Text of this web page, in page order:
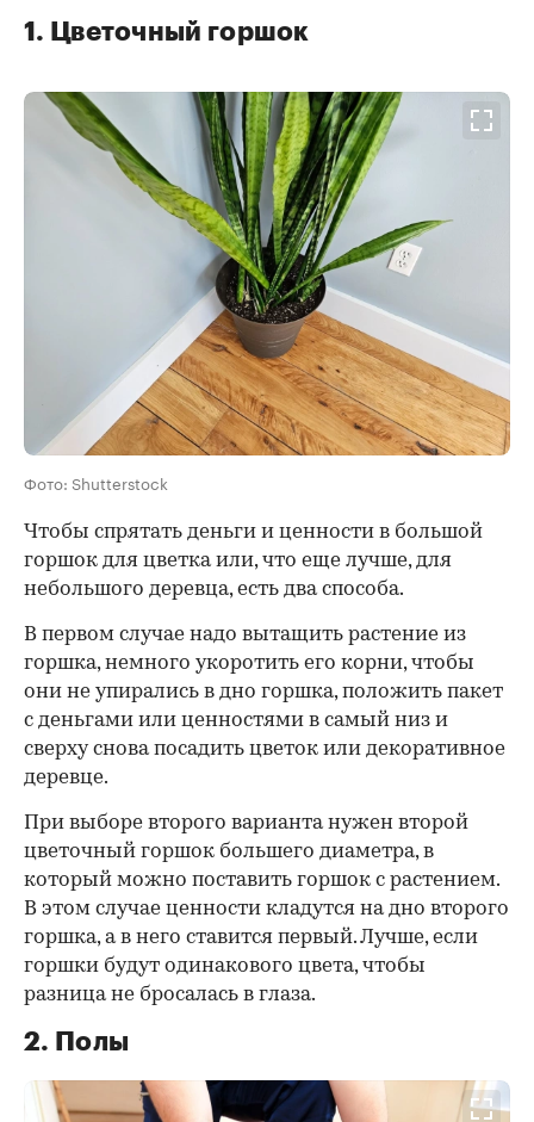
1. Цветочный горшок
Фото: Shutterstock
Чтобы спрятать деньги и ценности в большой
горшок для цветка или, что еще лучше, для
небольшого деревца, есть два способа.
В первом случае надо вытащить растение из
горшка, немного укоротить его корни, чтобы
они не упирались в дно горшка, положить пакет
с деньгами или ценностями в самый низ и
сверху снова посадить цветок или декоративное
деревце.
При выборе второго варианта нужен второй
цветочный горшок большего диаметра, в
который можно поставить горшок с растением.
В этом случае ценности кладутся на дно второго
горшка, а в него ставится первый. Лучше, если
горшки будут одинакового цвета, чтобы
разница не бросалась в глаза.
2. Полы